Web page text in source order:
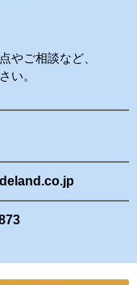
やご相談など、
い。